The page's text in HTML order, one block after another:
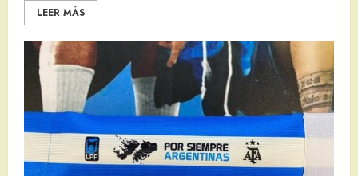
LEER MÁS